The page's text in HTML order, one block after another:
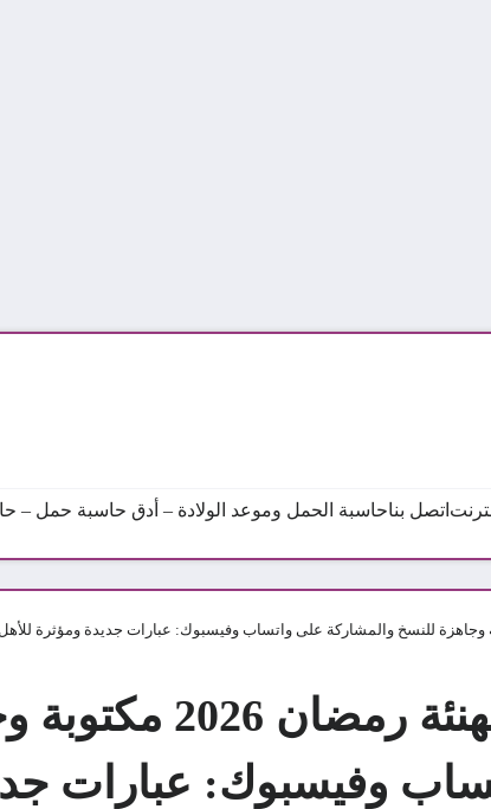
اتصل بناحاسبة الحمل وموعد الولادة – أدق حاسبة حمل –
أجمل 100+ رسالة
وفيسبوك: عبارات